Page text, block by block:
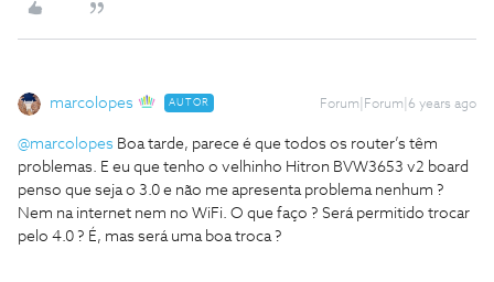
marcolopes AUTOR Forum|Forum|6 years ago
@marcolopes Boa tarde, parece é que todos os router’s têm
problemas. E eu que tenho o velhinho Hitron BVW3653 v2 board
penso que seja o 3.0 e não me apresenta problema nenhum ?
Nem na internet nem no WiFi. O que faço ? Será permitido trocar
pelo 4.0 ? É, mas será uma boa troca ?